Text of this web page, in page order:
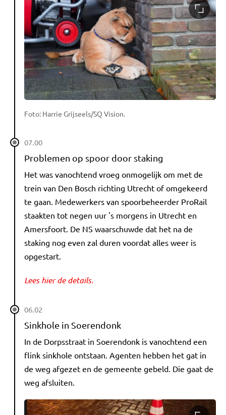
Foto: Harrie Grijseels/SQ Vision.
07.00
Problemen op spoor door staking
Het was vanochtend vroeg onmogelijk om met de
trein van Den Bosch richting Utrecht of omgekeerd
te gaan. Medewerkers van spoorbeheerder ProRail
staakten tot negen uur 's morgens in Utrecht en
Amersfoort. De NS waarschuwde dat het na de
staking nog even zal duren voordat alles weer is
opgestart.
Lees hier de details.
06.02
Sinkhole in Soerendonk
In de Dorpsstraat in Soerendonk is vanochtend een
flink sinkhole ontstaan. Agenten hebben het gat in
de weg afgezet en de gemeente gebeld. Die gaat de
weg afsluiten.